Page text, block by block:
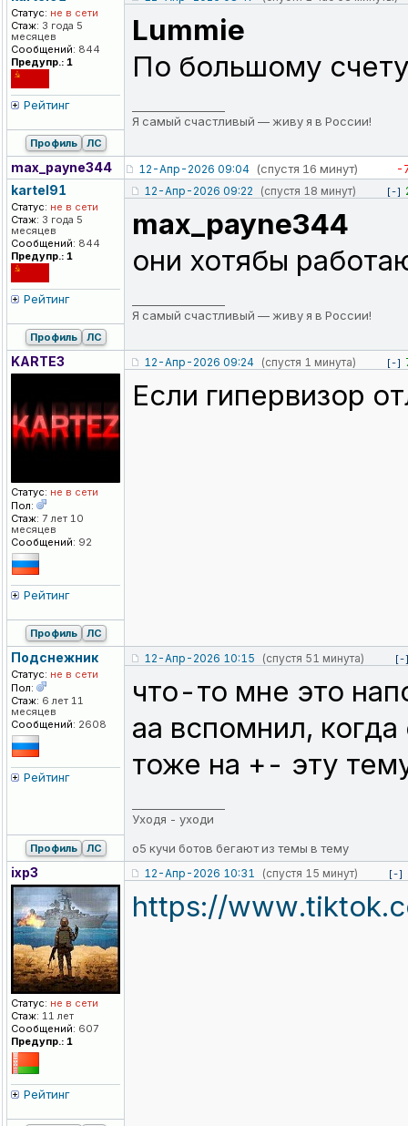
Статус: не в сети
Стаж: 3 года 5
месяцев
Сообщений: 844
Предупр.: 1
Рейтинг
Lummie
По большому
Я самый счастливый — живу я в России!
Профиль ЛС
max_payne344 12-Апр-2026 09:04 (спустя 16 минут) -
kartel91
Статус: не в сети
Стаж: 3 года 5
месяцев
Сообщений: 844
Предупр.: 1
Рейтинг
12-Апр-2026 09:22 (спустя 18 минут) [-]
max_payne344
они хотябы
Я самый счастливый — живу я в России!
Профиль ЛС
KARTE3
Статус: не в сети
Пол:
Стаж: 7 лет 10
месяцев
Сообщений: 92
Рейтинг
12-Апр-2026 09:24 (спустя 1 минута) [-]
Если гипервизор
Профиль ЛС
Подснежник
Статус: не в сети
Пол:
Стаж: 6 лет 11
месяцев
Сообщений: 2608
Рейтинг
12-Апр-2026 10:15 (спустя 51 минута) [-
что-то мне это
аа вспомнил,
тоже на +- эту
Уходя - уходи
о5 кучи ботов бегают из темы в тему
Профиль ЛС
ixp3
Статус: не в сети
Стаж: 11 лет
Сообщений: 607
Предупр.: 1
Рейтинг
12-Апр-2026 10:31 (спустя 15 минут) [-]
https://